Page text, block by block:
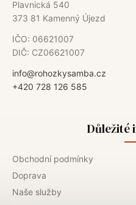
Plavnická 540
373 81 Kamenný Újezd
IČO: 06621007
DIČ: CZ06621007
info@rohozkysamba.cz
+420 728 126 585
Důležité
Obchodní podmínky
Doprava
Naše služby